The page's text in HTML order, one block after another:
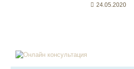
24.05.2020